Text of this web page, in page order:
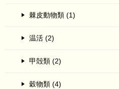
棘皮動物類 (1)
温活 (2)
甲殻類 (2)
穀物類 (4)